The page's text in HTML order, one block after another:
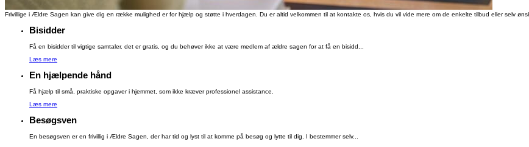
Frivillige i Ældre Sagen kan give dig en række mulighed er for hjælp og støtte i hverdagen. Du er altid velkommen til at kontakte os, hvis du vil vide mere om de enkelte tilbud eller selv
Bisidder
Få en bisidder til vigtige samtaler. det er gratis, og du behøver ikke at være medlem af ældre sagen for at få en bisidd...
Læs mere
En hjælpende hånd
Få hjælp til små, praktiske opgaver i hjemmet, som ikke kræver professionel assistance.
Læs mere
Besøgsven
En besøgsven er en frivillig i Ældre Sagen, der har tid og lyst til at komme på besøg og lytte til dig. I bestemmer selv...